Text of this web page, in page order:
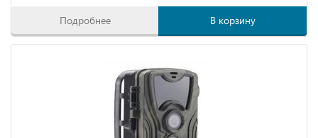
Подробнее В корзину